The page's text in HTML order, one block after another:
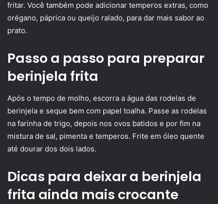
fritar. Você também pode adicionar temperos extras, como
orégano, páprica ou queijo ralado, para dar mais sabor ao
prato.
Passo a passo para preparar
berinjela frita
Após o tempo de molho, escorra a água das rodelas de
berinjela e seque bem com papel toalha. Passe as rodelas
na farinha de trigo, depois nos ovos batidos e por fim na
mistura de sal, pimenta e temperos. Frite em óleo quente
até dourar dos dois lados.
Dicas para deixar a berinjela
frita ainda mais crocante